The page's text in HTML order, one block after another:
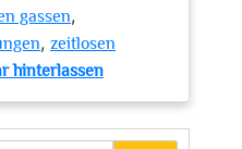
gassen,
, zeitlosen
hinterlassenzu